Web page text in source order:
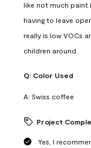
like not much paint
having to leave
really is low VOCs
children around.
Q: Color Used
A: Swiss coffee
Project
Yes, I